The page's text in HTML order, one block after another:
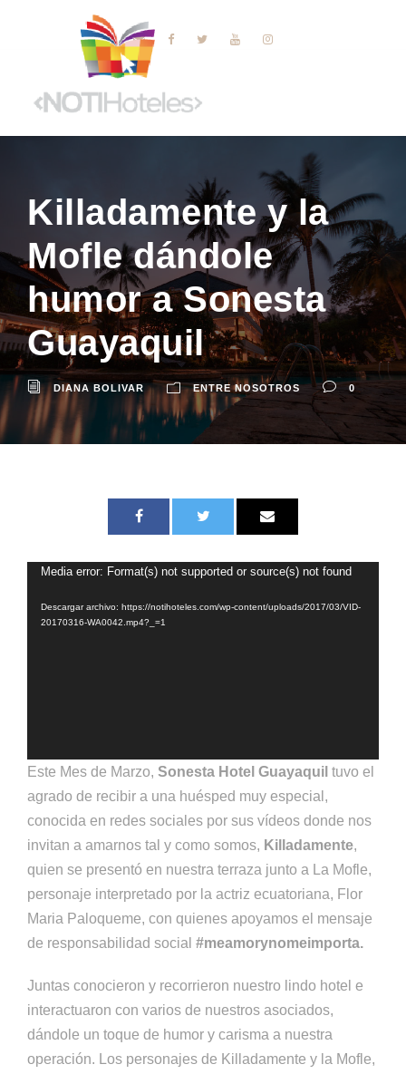
Killadamente y la
Mofle dándole
humor a Sonesta
Guayaquil
DIANA BOLIVAR ENTRE NOSOTROS 0
t
o
r
d
e
v
í
d
o
Media error: Format(s) not supported or source(s) not found
Descargar archivo: https://notihoteles.com/wp-content/uploads/2017/03/VID-
20170316-WA0042.mp4?_=1
Este Mes de Marzo, Sonesta Hotel Guayaquil tuvo el
agrado de recibir a una huésped muy especial,
conocida en redes sociales por sus vídeos donde nos
invitan a amarnos tal y como somos, Killadamente,
quien se presentó en nuestra terraza junto a La Mofle,
personaje interpretado por la actriz ecuatoriana, Flor
Maria Paloqueme, con quienes apoyamos el mensaje
de responsabilidad social #meamorynomeimporta.
Juntas conocieron y recorrieron nuestro lindo hotel e
interactuaron con varios de nuestros asociados,
dándole un toque de humor y carisma a nuestra
operación. Los personajes de Killadamente y la Mofle,